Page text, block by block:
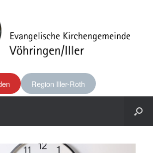
Region Iller-Roth